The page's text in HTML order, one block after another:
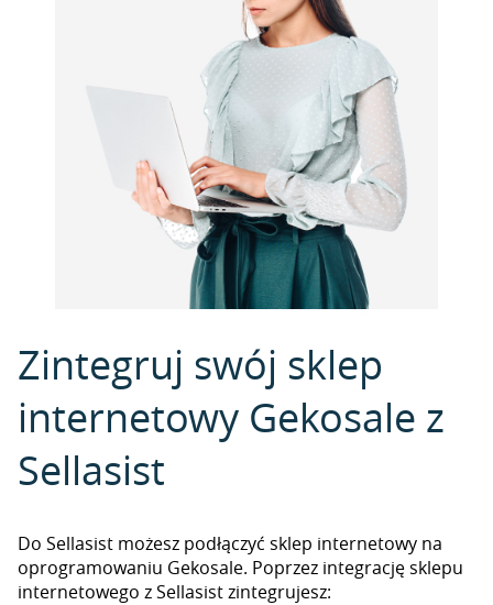
Zintegruj swój sklep
internetowy Gekosale z
Sellasist
Do Sellasist możesz podłączyć sklep internetowy na
oprogramowaniu Gekosale. Poprzez integrację sklepu
internetowego z Sellasist zintegrujesz: